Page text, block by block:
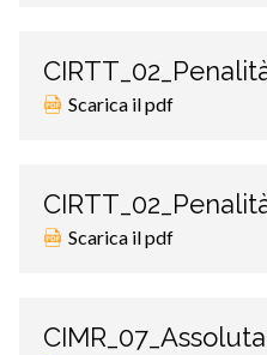
Scarica il pdf
Scarica il pdf
CIMR_07_Assoluta